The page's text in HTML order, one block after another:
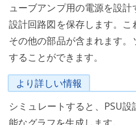
ューブアンプ用の電源を設計
設計回路図を保存します。こ
その他の部品が含まれます
することができます。
より詳しい情報
シミュレートすると、PSU